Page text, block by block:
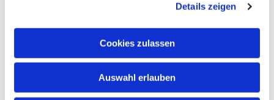
Details zeigen
Cookies zulassen
Auswahl erlauben
Kirchengemeinde Pfarrei
Hl. Theresa von Avila Berlin
Leitender Pfarrer - Norbert
Behaimstr. 39
Telefon
+49 30
924 64 28
Fax +49
30 924 54
Datensch
utz
Social